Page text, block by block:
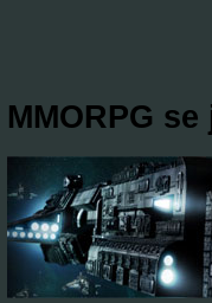
MMORPG